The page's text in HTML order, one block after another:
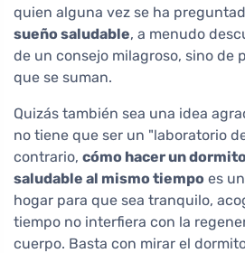
quien alguna vez se ha
sueño saludable, a menudo
de un consejo milagroso, sino de
que se suman.
Quizás también sea una idea
no tiene que ser un "laboratorio
contrario, cómo hacer un
saludable al mismo tiempo es
hogar para que sea tranquilo,
tiempo no interfiera con la
cuerpo. Basta con mirar el